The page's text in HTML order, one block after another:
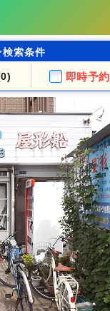
検索条件
即時予約